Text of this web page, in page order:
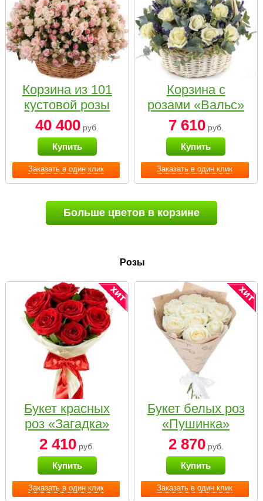
Заказать в один клик
Корзина из 101
кустовой розы
нежных тонов
40 400 руб.
Купить
Заказать в один клик
Корзина с
розами «Вальс»
7 610руб.
Купить
Больше цветов в корзине
Розы
Заказать в один клик
Букет красных
роз «Загадка»
2 410 руб.
Купить
Заказать в один клик
Букет белых роз
«Пушинка»
2 870руб.
Купить